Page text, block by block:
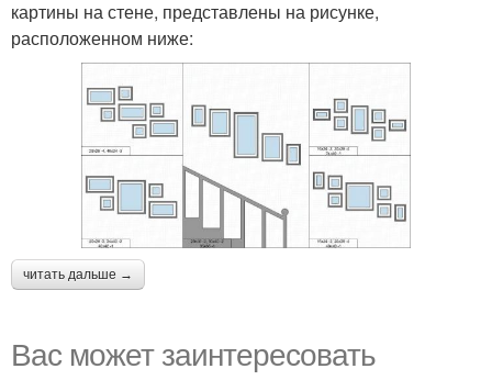
картины на стене, представлены на рисунке,
расположенном ниже:
читать дальше →
Вас может заинтересовать